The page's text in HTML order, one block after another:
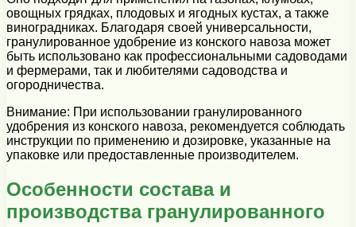
овощных грядках, плодовых и ягодных кустах, а также
виноградниках. Благодаря своей универсальности,
гранулированное удобрение из конского навоза может
быть использовано как профессиональными садоводами
и фермерами, так и любителями садоводства и
огородничества.
Внимание: При использовании гранулированного
удобрения из конского навоза, рекомендуется соблюдать
инструкции по применению и дозировке, указанные на
упаковке или предоставленные производителем.
Особенности состава и
производства гранулированного